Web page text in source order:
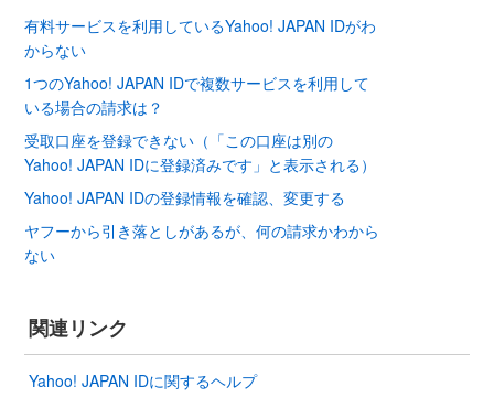
有料サービスを利用しているYahoo! JAPAN IDがわ
からない
1つのYahoo! JAPAN IDで複数サービスを利用して
いる場合の請求は？
受取口座を登録できない（「この口座は別の
Yahoo! JAPAN IDに登録済みです」と表示される）
Yahoo! JAPAN IDの登録情報を確認、変更する
ヤフーから引き落としがあるが、何の請求かわから
ない
関連リンク
Yahoo! JAPAN IDに関するヘルプ